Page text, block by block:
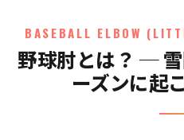
BASEBALL ELBOW
野球肘とは？ ─
ーズンに起